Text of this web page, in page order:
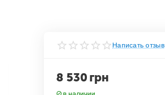
Написать отзыв
8 530 грн